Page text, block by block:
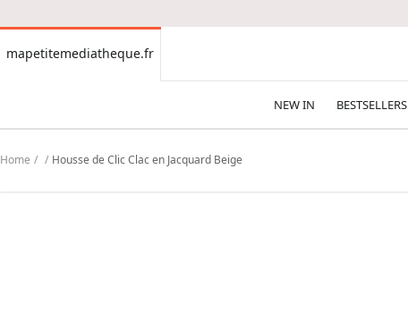
mapetitemediatheque.fr
mapetitemediatheque.fr
NEW IN BESTSELLERS
Home Housse de Clic Clac en Jacquard Beige